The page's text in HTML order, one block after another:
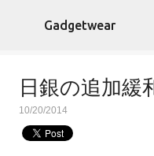
スキップして
Gadgetwear
日銀の追加緩
10/20/2014